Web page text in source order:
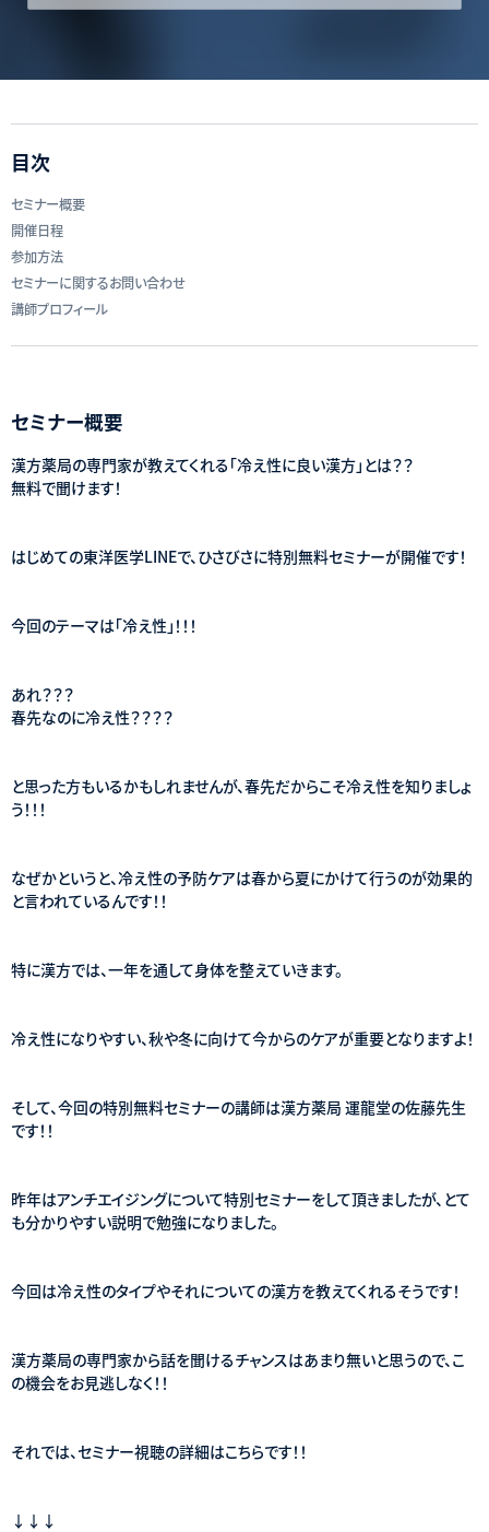
目次
セミナー概要
開催日程
参加方法
セミナーに関するお問い合わせ
講師プロフィール
セミナー概要
漢方薬局の専門家が教えてくれる「冷え性に良い漢方」とは？？
無料で聞けます！
はじめての東洋医学LINEで、ひさびさに特別無料セミナーが開催です！
今回のテーマは「冷え性」！！！
あれ？？？
春先なのに冷え性？？？？
と思った方もいるかもしれませんが、春先だからこそ冷え性を知りましょ
う！！！
なぜかというと、冷え性の予防ケアは春から夏にかけて行うのが効果的
と言われているんです！！
特に漢方では、一年を通して身体を整えていきます。
冷え性になりやすい、秋や冬に向けて今からのケアが重要となりますよ！
そして、今回の特別無料セミナーの講師は漢方薬局 運龍堂の佐藤先生
です！！
昨年はアンチエイジングについて特別セミナーをして頂きましたが、とて
も分かりやすい説明で勉強になりました。
今回は冷え性のタイプやそれについての漢方を教えてくれるそうです！
漢方薬局の専門家から話を聞けるチャンスはあまり無いと思うので、こ
の機会をお見逃しなく！！
それでは、セミナー視聴の詳細はこちらです！！
↓↓↓